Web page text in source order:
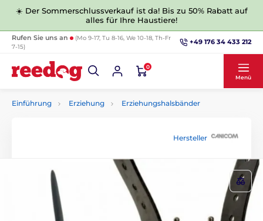
☀️ Der Sommerschlussverkauf ist da! Bis zu 50% Rabatt auf
alles für Ihre Haustiere!
Rufen Sie uns an
(Mo 9-17, Tu 8-16, We 10-18, Th-Fr
7-15)
+49 176 34 433 212
0
Menü
Einführung Erziehung Erziehungshalsbänder
Hersteller